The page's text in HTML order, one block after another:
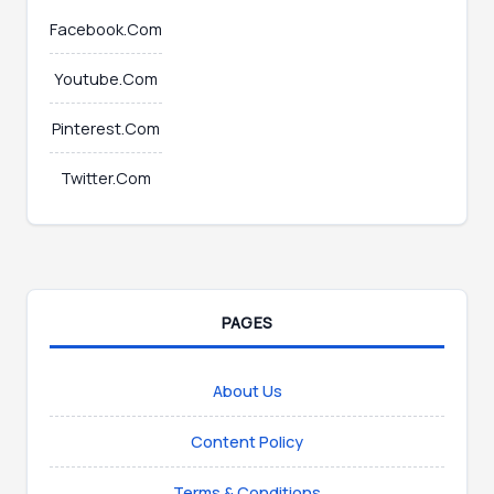
Facebook.Com
Youtube.Com
Pinterest.Com
Twitter.Com
PAGES
About Us
Content Policy